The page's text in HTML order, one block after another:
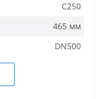
C250
465 мм
DN500